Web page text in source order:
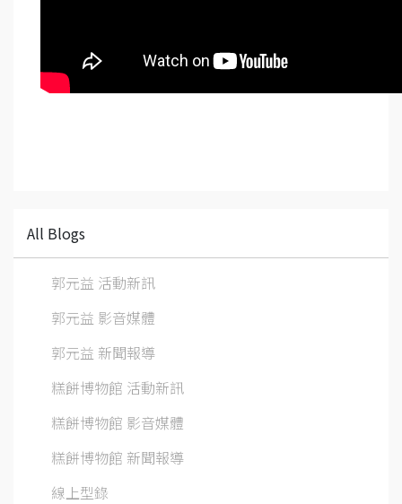
All Blogs
郭元益 活動新訊
郭元益 影音媒體
郭元益 新聞報導
糕餅博物館 活動新訊
糕餅博物館 影音媒體
糕餅博物館 新聞報導
線上型錄